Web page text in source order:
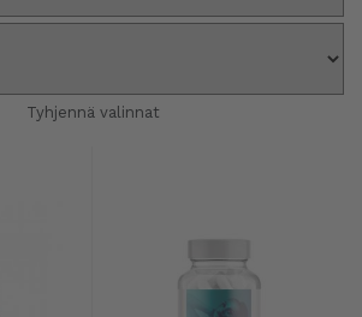
Tyhjennä valinnat